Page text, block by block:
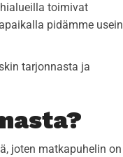
toimivat
pidämme usein
tarjonnasta ja
joten matkapuhelin on